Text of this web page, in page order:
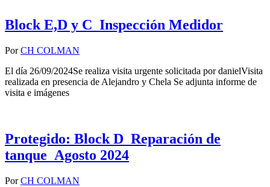
Block E,D y C_Inspección Medidor
Por CH COLMAN
El día 26/09/2024Se realiza visita urgente solicitada por danielVisita
realizada en presencia de Alejandro y Chela Se adjunta informe de
visita e imágenes
Protegido: Block D_Reparación de
tanque_Agosto 2024
Por CH COLMAN